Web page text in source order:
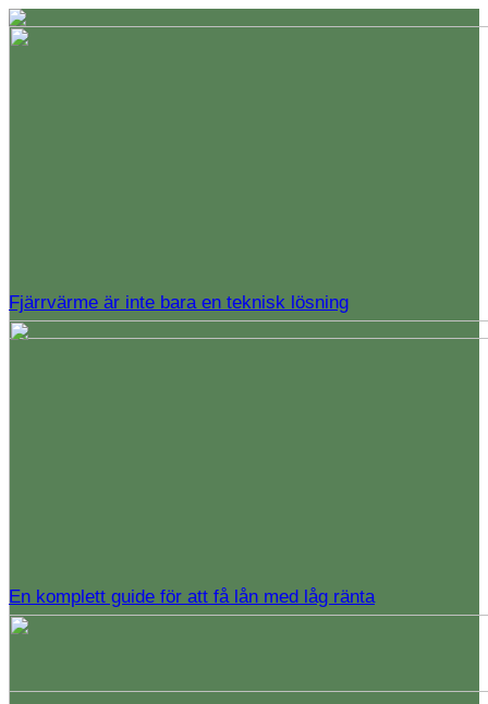
Fjärrvärme är inte bara en teknisk lösning
En komplett guide för att få lån med låg ränta